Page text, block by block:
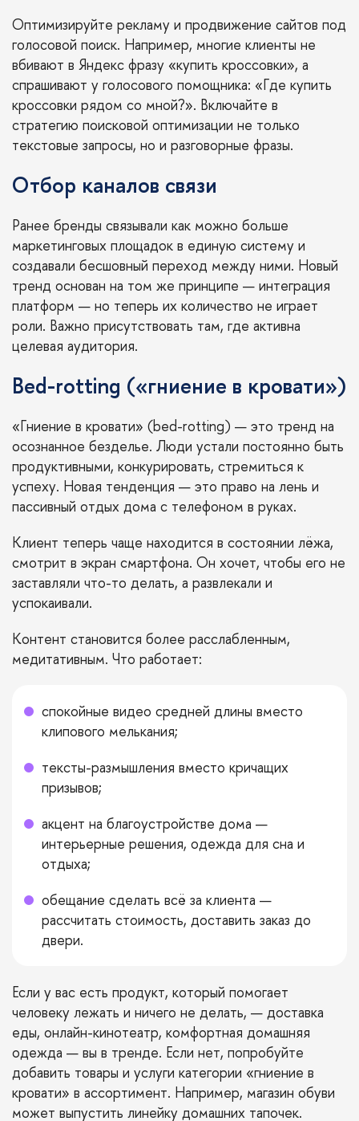
Оптимизируйте рекламу и продвижение сайтов под
голосовой поиск. Например, многие клиенты не
вбивают в Яндекс фразу «купить кроссовки», а
спрашивают у голосового помощника: «Где купить
кроссовки рядом со мной?». Включайте в
стратегию поисковой оптимизации не только
текстовые запросы, но и разговорные фразы.
Отбор каналов связи
Ранее бренды связывали как можно больше
маркетинговых площадок в единую систему и
создавали бесшовный переход между ними. Новый
тренд основан на том же принципе — интеграция
платформ — но теперь их количество не играет
роли. Важно присутствовать там, где активна
целевая аудитория.
Bed-rotting («гниение в кровати»)
«Гниение в кровати» (bed-rotting) — это тренд на
осознанное безделье. Люди устали постоянно быть
продуктивными, конкурировать, стремиться к
успеху. Новая тенденция — это право на лень и
пассивный отдых дома с телефоном в руках.
Клиент теперь чаще находится в состоянии лёжа,
смотрит в экран смартфона. Он хочет, чтобы его не
заставляли что-то делать, а развлекали и
успокаивали.
Контент становится более расслабленным,
медитативным. Что работает:
спокойные видео средней длины вместо
клипового мелькания;
тексты-размышления вместо кричащих
призывов;
акцент на благоустройстве дома —
интерьерные решения, одежда для сна и
отдыха;
обещание сделать всё за клиента —
рассчитать стоимость, доставить заказ до
двери.
Если у вас есть продукт, который помогает
человеку лежать и ничего не делать, — доставка
еды, онлайн-кинотеатр, комфортная домашняя
одежда — вы в тренде. Если нет, попробуйте
добавить товары и услуги категории «гниение в
кровати» в ассортимент. Например, магазин обуви
может выпустить линейку домашних тапочек.